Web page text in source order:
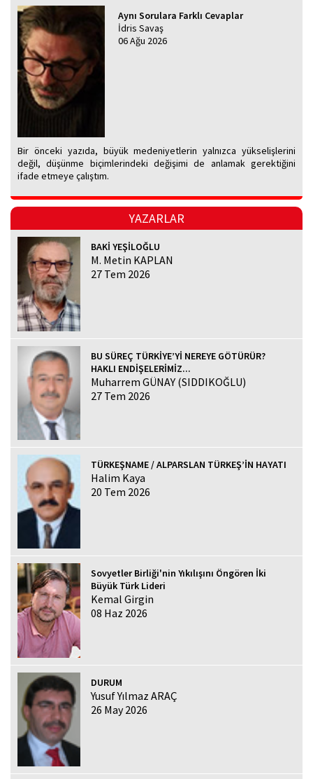
Aynı Sorulara Farklı Cevaplar
İdris Savaş
06 Ağu 2026
Bir önceki yazıda, büyük medeniyetlerin yalnızca yükselişlerini
değil, düşünme biçimlerindeki değişimi de anlamak gerektiğini
ifade etmeye çalıştım.
YAZARLAR
BAKİ YEŞİLOĞLU
M. Metin KAPLAN
27 Tem 2026
BU SÜREÇ TÜRKİYE’Yİ NEREYE GÖTÜRÜR?
HAKLI ENDİŞELERİMİZ...
Muharrem GÜNAY (SIDDIKOĞLU)
27 Tem 2026
TÜRKEŞNAME / ALPARSLAN TÜRKEŞ’İN HAYATI
Halim Kaya
20 Tem 2026
Sovyetler Birliği'nin Yıkılışını Öngören İki
Büyük Türk Lideri
Kemal Girgin
08 Haz 2026
DURUM
Yusuf Yılmaz ARAÇ
26 May 2026